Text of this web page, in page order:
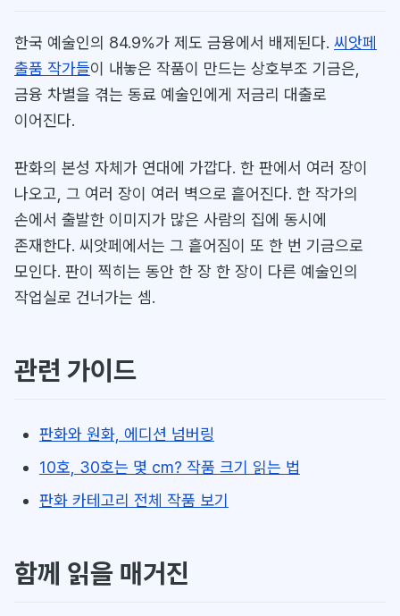
한국 예술인의 84.9%가 제도 금융에서 배제된다. 씨앗페
출품 작가들이 내놓은 작품이 만드는 상호부조 기금은,
금융 차별을 겪는 동료 예술인에게 저금리 대출로
이어진다.
판화의 본성 자체가 연대에 가깝다. 한 판에서 여러 장이
나오고, 그 여러 장이 여러 벽으로 흩어진다. 한 작가의
손에서 출발한 이미지가 많은 사람의 집에 동시에
존재한다. 씨앗페에서는 그 흩어짐이 또 한 번 기금으로
모인다. 판이 찍히는 동안 한 장 한 장이 다른 예술인의
작업실로 건너가는 셈.
관련 가이드
판화와 원화, 에디션 넘버링
10호, 30호는 몇 cm? 작품 크기 읽는 법
판화 카테고리 전체 작품 보기
함께 읽을 매거진